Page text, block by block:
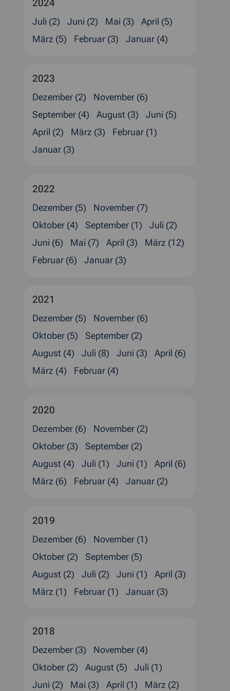
2024
Juli (2) Juni (2) Mai (3)
April (5)
März (5)
Februar (3) Januar (4)
2023
Dezember (2)
November (6)
September (4)
August (3)
Juni (5)
April (2)
März (3)
Februar (1)
Januar (3)
2022
Dezember (5)
November (7)
Oktober (4)
September (1)
Juli (2)
Juni (6)
Mai (7) April (3)
März (12)
Februar (6)
Januar (3)
2021
Dezember (5)
November (6)
Oktober (5)
September (2)
August (4)
Juli (8) Juni (3)
April (6)
März (4)
Februar (4)
2020
Dezember (6)
November (2)
Oktober (3)
September (2)
August (4)
Juli (1) Juni (1)
April (6)
März (6)
Februar (4) Januar (2)
2019
Dezember (6)
November (1)
Oktober (2)
September (5)
August (2)
Juli (2) Juni (1)
April (3)
März (1)
Februar (1) Januar (3)
2018
Dezember (3)
November (4)
Oktober (2)
August (5)
Juli (1)
Juni (2)
Mai (3) April (1) März (2)